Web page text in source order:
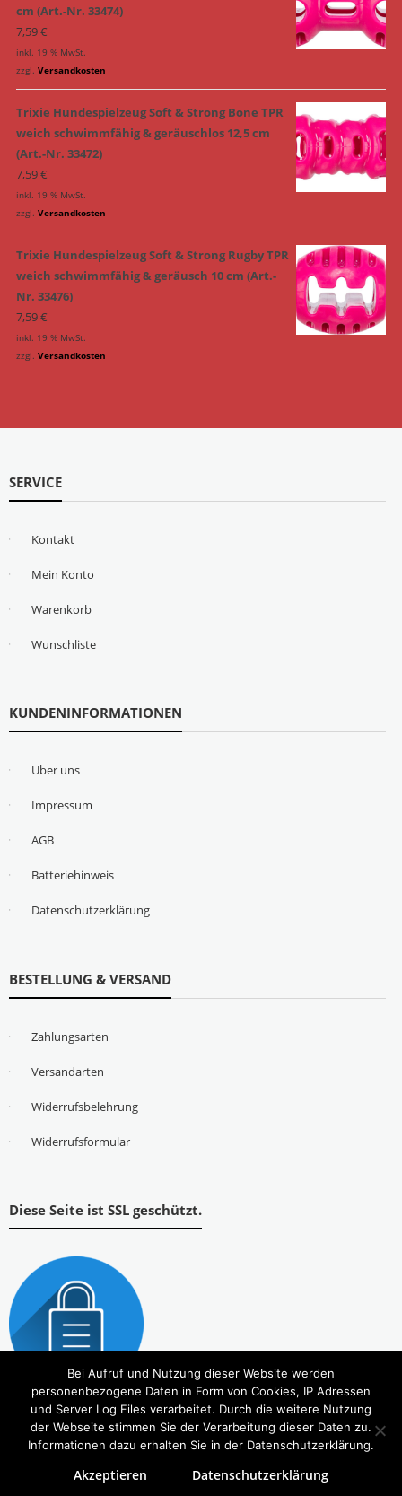
cm (Art.-Nr. 33474)
7,59€
inkl. 19 % MwSt.
zzgl. Versandkosten
Trixie Hundespielzeug Soft & Strong Bone TPR
weich schwimmfähig & geräuschlos 12,5 cm
(Art.-Nr. 33472)
7,59€
inkl. 19 % MwSt.
zzgl. Versandkosten
Trixie Hundespielzeug Soft & Strong Rugby TPR
weich schwimmfähig & geräusch 10 cm (Art.-
Nr. 33476)
7,59€
inkl. 19 % MwSt.
zzgl. Versandkosten
SERVICE
Kontakt
Mein Konto
Warenkorb
Wunschliste
KUNDENINFORMATIONEN
Über uns
Impressum
AGB
Batteriehinweis
Datenschutzerklärung
BESTELLUNG & VERSAND
Zahlungsarten
Versandarten
Widerrufsbelehrung
Widerrufsformular
Diese Seite ist SSL geschützt.
Copyright © 2026Tierbedarf – bvl-Shop . Alle Rechte vorbehalten. Theme:eStorevon ThemeGrill.
Bei Aufruf und Nutzung dieser Website werden
personenbezogene Daten in Form von Cookies, IP Adressen
und Server Log Files verarbeitet. Durch die weitere Nutzung
der Webseite stimmen Sie der Verarbeitung dieser Daten zu.
Informationen dazu erhalten Sie in der Datenschutzerklärung.
Akzeptieren Datenschutzerklärung